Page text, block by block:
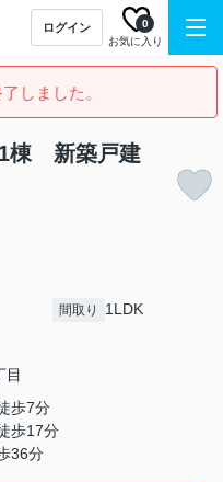
ログイン
お気に入り
0
しました。
1棟 新築戸建
間取り 1LDK
目
歩7分
歩17分
36分